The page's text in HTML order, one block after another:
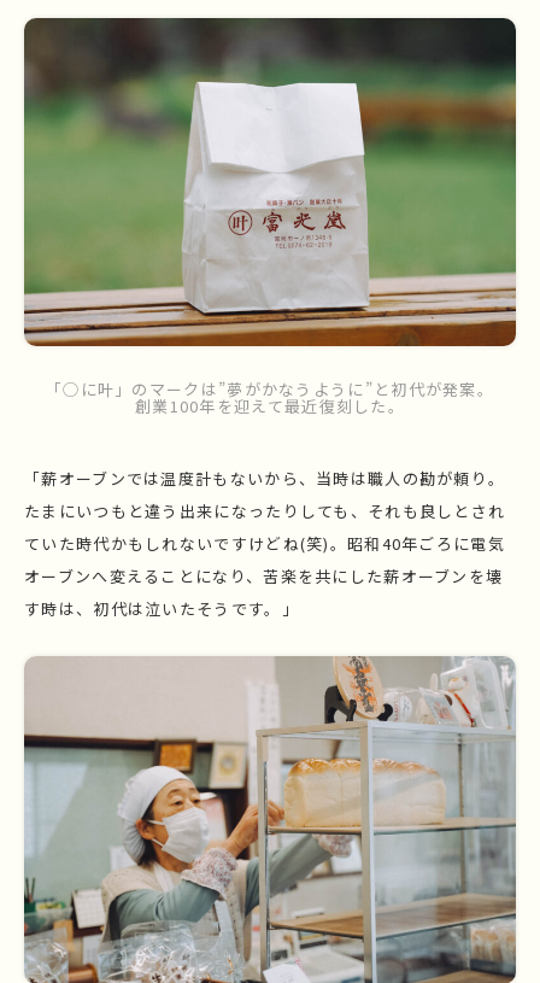
「◯に叶」のマークは”夢がかなうように”と初代が発案。
創業100年を迎えて最近復刻した。
「薪オーブンでは温度計もないから、当時は職人の勘が頼り。
たまにいつもと違う出来になったりしても、それも良しとされ
ていた時代かもしれないですけどね(笑)。昭和40年ごろに電気
オーブンへ変えることになり、苦楽を共にした薪オーブンを壊
す時は、初代は泣いたそうです。」